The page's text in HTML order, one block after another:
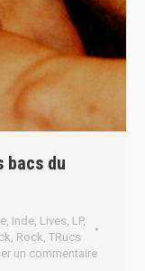
bacs du
Inde Lives LP,
Rock TRucs
un commentaire